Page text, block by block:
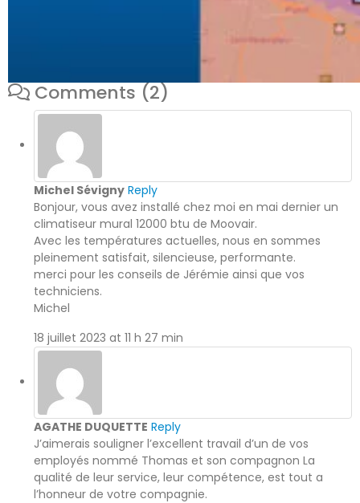
Comments (2)
Michel Sévigny Reply
Bonjour, vous avez installé chez moi en mai dernier un
climatiseur mural 12000 btu de Moovair.
Avec les températures actuelles, nous en sommes
pleinement satisfait, silencieuse, performante.
merci pour les conseils de Jérémie ainsi que vos
techniciens.
Michel
18 juillet 2023 at 11 h 27 min
AGATHE DUQUETTE Reply
J’aimerais souligner l’excellent travail d’un de vos
employés nommé Thomas et son compagnon La
qualité de leur service, leur compétence, est tout a
l’honneur de votre compagnie.